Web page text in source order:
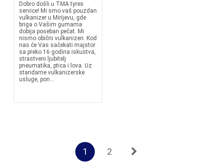
Dobro došli u TMA tyres
service! Mi smo vaš pouzdan
vulkanizer u Mirijevu, gde
briga o Vašim gumama
dobija poseban pečat. Mi
nismo obični vulkanizeri. Kod
nas će Vas sačekati majstor
sa preko 16 godina iskustva,
strastveni ljubitelj
pneumatika, ptica i lova. Uz
standarne vulkanizerske
usluge, pon...
1 2